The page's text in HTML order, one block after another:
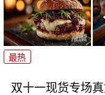
最热
双十一现货专场